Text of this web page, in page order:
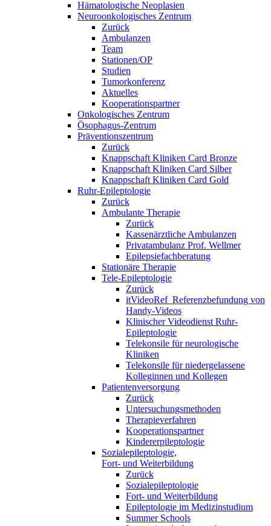
Hämatologische Neoplasien
Neuroonkologisches Zentrum
Zurück
Ambulanzen
Team
Stationen/OP
Studien
Tumorkonferenz
Aktuelles
Kooperationspartner
Onkologisches Zentrum
Ösophagus-Zentrum
Präventionszentrum
Zurück
Knappschaft Kliniken Card Bronze
Knappschaft Kliniken Card Silber
Knappschaft Kliniken Card Gold
Ruhr-Epileptologie
Zurück
Ambulante Therapie
Zurück
Kassenärztliche Ambulanzen
Privatambulanz Prof. Wellmer
Epilepsiefachberatung
Stationäre Therapie
Tele-Epileptologie
Zurück
itVideoRef_Referenzbefundung von
Handy-Videos
Klinischer Videodienst Ruhr-
Epileptologie
Telekonsile für neurologische
Kliniken
Telekonsile für niedergelassene
Kolleginnen und Kollegen
Patientenversorgung
Zurück
Untersuchungsmethoden
Therapieverfahren
Kooperationspartner
Kindererpileptologie
Sozialepileptologie,
Fort- und Weiterbildung
Zurück
Sozialepileptologie
Fort- und Weiterbildung
Epileptologie im Medizinstudium
Summer Schools